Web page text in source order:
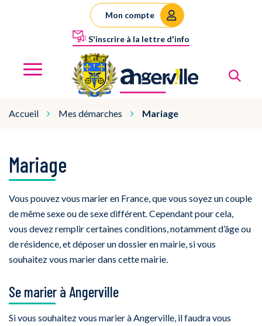
S'inscrire à la lettre d'info
Mon compte
Angerville
Accueil Mes démarches Mariage
Mariage
Vous pouvez vous marier en France, que vous soyez un couple
de même sexe ou de sexe différent. Cependant pour cela,
vous devez remplir certaines conditions, notamment d’âge ou
de résidence, et déposer un dossier en mairie, si vous
souhaitez vous marier dans cette mairie.
Se marier à Angerville
Si vous souhaitez vous marier à Angerville, il faudra vous